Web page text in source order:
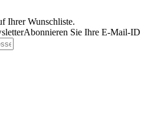
Ihrer Wunschliste.
Abonnieren Sie Ihre E-Mail-ID